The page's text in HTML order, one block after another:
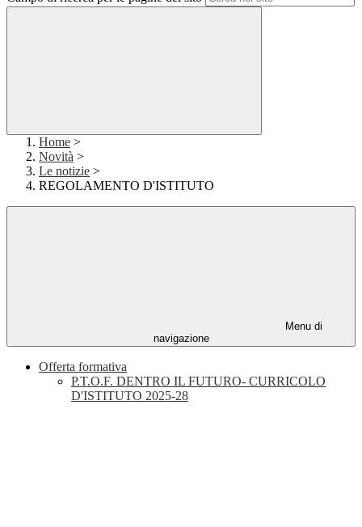
Home >
Novità >
Le notizie >
REGOLAMENTO D'ISTITUTO
Menu di
navigazione
Offerta formativa
P.T.O.F. DENTRO IL FUTURO- CURRICOLO
D'ISTITUTO 2025-28